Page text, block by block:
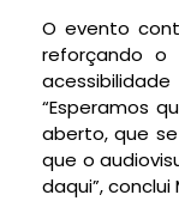
O evento
reforçando
“Esperamos
aberto, que
que o
daqui”, conclui